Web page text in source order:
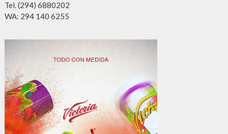
Tel. (294) 6880202
WA: 294 140 6255